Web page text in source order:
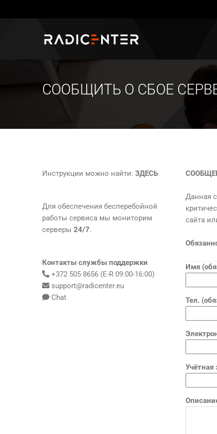
СООБЩИТЬ О СБОЕ
Инструкции можно найти: ЗДЕСЬ
Для обеспечения бесперебойной
работы сервиса мы мониторим
серверы 24/7.
Контакты службы поддержки
+372 505 8656 (E-R 09:00-16:00)
support@radicenter.eu
Chat
Данная
сайта
Имя
Тел.
Учётная